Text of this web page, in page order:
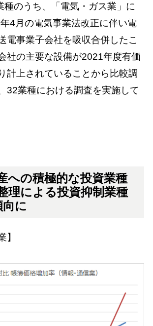
のうち、「電気・ガス業」に
4月の電気事業法改正に伴い電
電事業子会社を吸収合併したこ
社の主要な設備が2021年度有価
計上されていることから比較調
32業種における調査を実施して
への積極的な投資業種
理による投資抑制業種
に
】